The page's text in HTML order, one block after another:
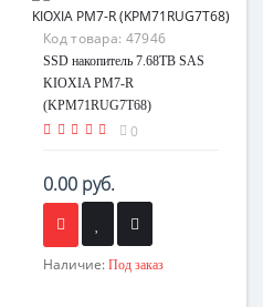
Код товара: 47946
SSD накопитель 7.68TB SAS
KIOXIA PM7-R
(KPM71RUG7T68)
0
0.00 руб.
Наличие: Под заказ